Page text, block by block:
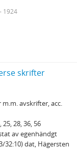
1924
skrifter
avskrifter, acc.
28, 36, 56
av egenhändgt
32:10) dat, Hägersten